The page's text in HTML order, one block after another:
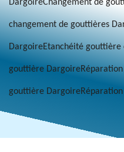
DargoireChangement de
changement de gouttières
DargoireEtanchéité
gouttière Dargoire
gouttière Dargoire